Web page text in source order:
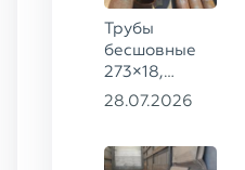
Трубы
бесшовные
273×18,
168×12 ГОСТ
28.07.2026